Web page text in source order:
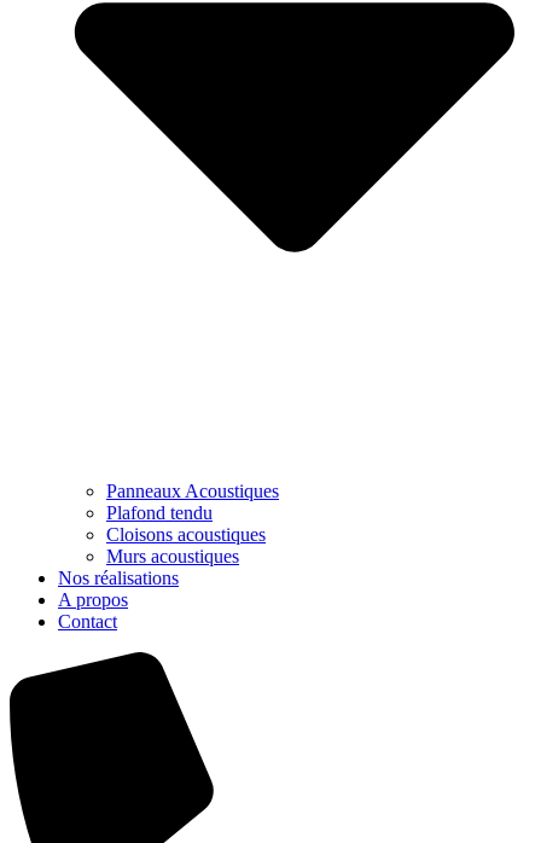
Panneaux Acoustiques
Plafond tendu
Cloisons acoustiques
Murs acoustiques
Nos réalisations
A propos
Contact